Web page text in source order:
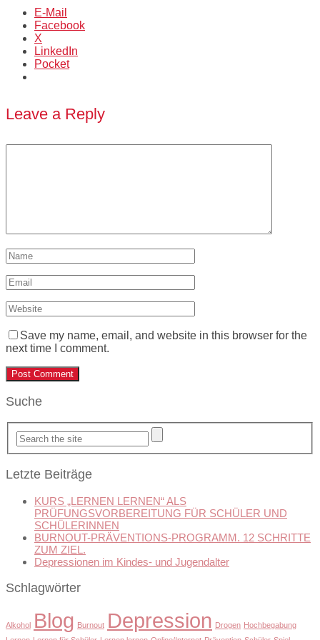
E-Mail
Facebook
X
LinkedIn
Pocket
Leave a Reply
Save my name, email, and website in this browser for the
next time I comment.
Suche
Letzte Beiträge
KURS „LERNEN LERNEN“ ALS
PRÜFUNGSVORBEREITUNG FÜR SCHÜLER UND
SCHÜLERINNEN
BURNOUT-PRÄVENTIONS-PROGRAMM. 12 SCHRITTE
ZUM ZIEL.
Depressionen im Kindes- und Jugendalter
Schlagwörter
Alkohol Blog Burnout Depression Drogen Hochbegabung